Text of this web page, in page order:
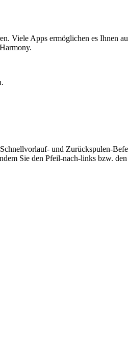
Viele Apps ermöglichen es Ihnen
und Zurückspulen-
Sie den Pfeil-nach-links bzw.